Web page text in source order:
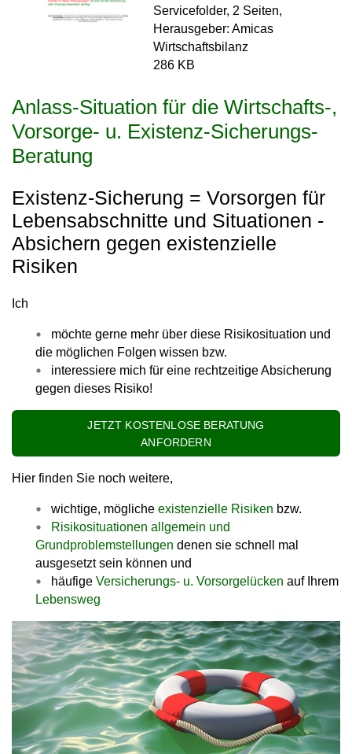
Servicefolder, 2 Seiten,
Herausgeber: Amicas
Wirtschaftsbilanz
286 KB
Anlass-Situation für die Wirtschafts-,
Vorsorge- u. Existenz-Sicherungs-
Beratung
Existenz-Sicherung = Vorsorgen für
Lebensabschnitte und Situationen -
Absichern gegen existenzielle
Risiken
Ich
möchte gerne mehr über diese Risikosituation und
die möglichen Folgen wissen bzw.
interessiere mich für eine rechtzeitige Absicherung
gegen dieses Risiko!
JETZT KOSTENLOSE BERATUNG
ANFORDERN
Hier finden Sie noch weitere,
wichtige, mögliche existenzielle Risiken bzw.
Risikosituationen allgemein und
Grundproblemstellungen denen sie schnell mal
ausgesetzt sein können und
häufige Versicherungs- u. Vorsorgelücken auf Ihrem
Lebensweg